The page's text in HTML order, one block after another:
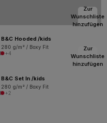
Zur
Wunschliste
hinzufügen
B&C Hooded /kids
280 g/m² / Boxy Fit
+4
Zur
Wunschliste
hinzufügen
B&C Set In /kids
280 g/m² / Boxy Fit
+2